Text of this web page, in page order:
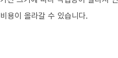
용이 올라갈 수 있습니다.